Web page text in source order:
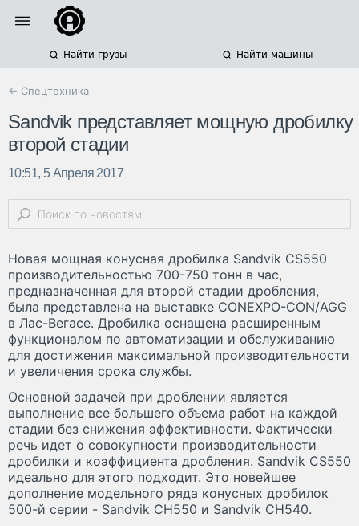
Найти грузы Найти машины
← Спецтехника
Sandvik представляет мощную дробилку
второй стадии
10:51, 5 Апреля 2017
Новая мощная конусная дробилка Sandvik CS550
производительностью 700-750 тонн в час,
предназначенная для второй стадии дробления,
была представлена на выставке CONEXPO-CON/AGG
в Лас-Вегасе. Дробилка оснащена расширенным
функционалом по автоматизации и обслуживанию
для достижения максимальной производительности
и увеличения срока службы.
Основной задачей при дроблении является
выполнение все большего объема работ на каждой
стадии без снижения эффективности. Фактически
речь идет о совокупности производительности
дробилки и коэффициента дробления. Sandvik CS550
идеально для этого подходит. Это новейшее
дополнение модельного ряда конусных дробилок
500-й серии - Sandvik CH550 и Sandvik CH540.